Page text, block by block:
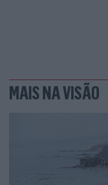
MAIS NA VISÃO